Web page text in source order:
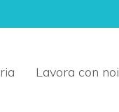
Lavora con noi